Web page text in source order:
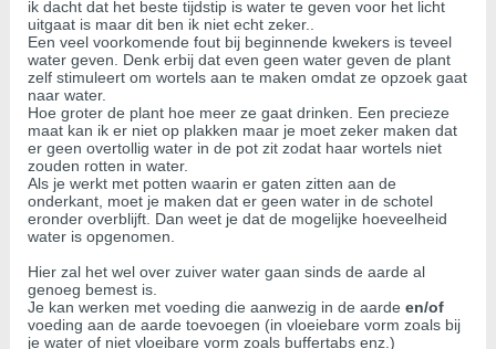
ik dacht dat het beste tijdstip is water te geven voor het licht
uitgaat is maar dit ben ik niet echt zeker..
Een veel voorkomende fout bij beginnende kwekers is teveel
water geven. Denk erbij dat even geen water geven de plant
zelf stimuleert om wortels aan te maken omdat ze opzoek gaat
naar water.
Hoe groter de plant hoe meer ze gaat drinken. Een precieze
maat kan ik er niet op plakken maar je moet zeker maken dat
er geen overtollig water in de pot zit zodat haar wortels niet
zouden rotten in water.
Als je werkt met potten waarin er gaten zitten aan de
onderkant, moet je maken dat er geen water in de schotel
eronder overblijft. Dan weet je dat de mogelijke hoeveelheid
water is opgenomen.
Hier zal het wel over zuiver water gaan sinds de aarde al
genoeg bemest is.
Je kan werken met voeding die aanwezig in de aarde en/of
voeding aan de aarde toevoegen (in vloeiebare vorm zoals bij
je water of niet vloeibare vorm zoals buffertabs enz.)